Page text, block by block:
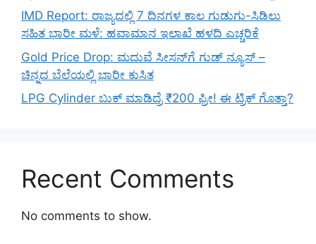
IMD Report: ರಾಜ್ಯದಲ್ಲಿ 7 ದಿನಗಳ ಕಾಲ ಗುಡುಗು-ಸಿಡಿಲು
ಸಹಿತ ಭಾರೀ ಮಳೆ: ಹವಾಮಾನ ಇಲಾಖೆ ಹಳದಿ ಎಚ್ಚರಿಕೆ
Gold Price Drop: ಮದುವೆ ಸೀಸನ್‌ಗೆ ಗುಡ್ ನ್ಯೂಸ್ –
ಚಿನ್ನದ ಬೆಲೆಯಲ್ಲಿ ಭಾರೀ ಕುಸಿತ
LPG Cylinder ಬುಕ್ ಮಾಡಿದ್ರೆ ₹200 ಫ್ರೀ! ಈ ಟ್ರಿಕ್ ಗೊತ್ತಾ?
Recent Comments
No comments to show.